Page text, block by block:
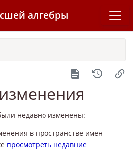
алгебры
недавно изменены:
в пространстве имён
просмотреть недавние